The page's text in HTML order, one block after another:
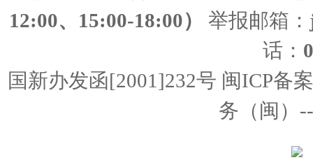
12:00、15:00-18:00）
举报邮箱：
话：
国新办发函[2001]232号 闽ICP备
务（闽）